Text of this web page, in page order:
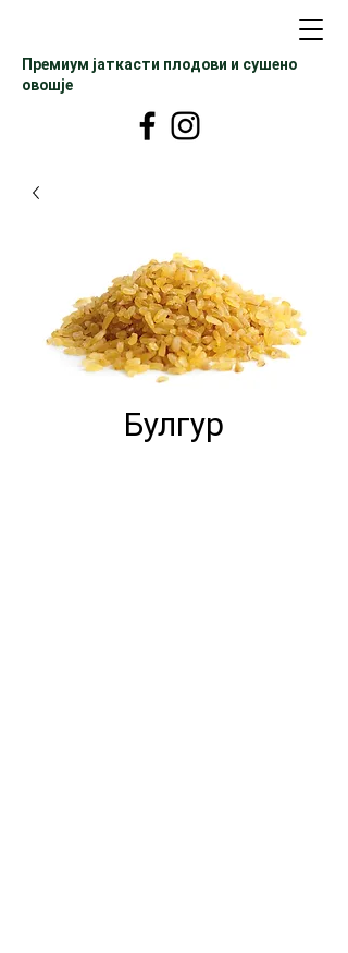
Премиум јаткасти плодови и сушено
овошје
Булгур